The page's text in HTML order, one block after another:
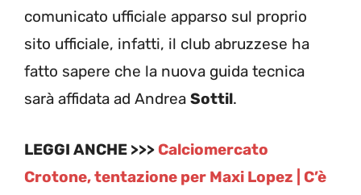
comunicato ufficiale apparso sul proprio
sito ufficiale, infatti, il club abruzzese ha
fatto sapere che la nuova guida tecnica
sarà affidata ad Andrea Sottil.
LEGGI ANCHE >>> Calciomercato
Crotone, tentazione per Maxi Lopez | C’è